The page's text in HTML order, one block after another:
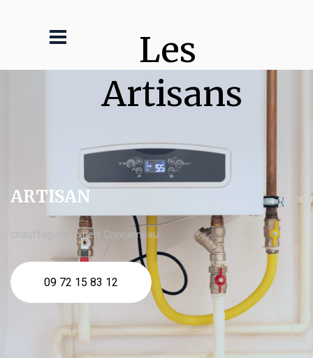
Les
Artisans
ARTISAN
chauffagiste expert Concarneau
09 72 15 83 12